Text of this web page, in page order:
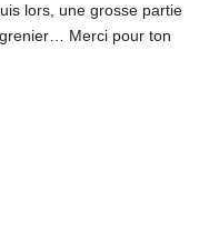
lors, une grosse partie
Merci pour ton